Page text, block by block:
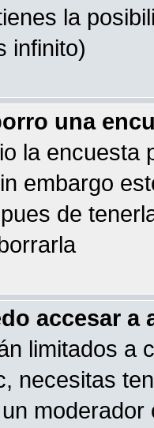
la
infinito)
una
la encuesta
embargo
de
accesar a
limitados a
necesitas